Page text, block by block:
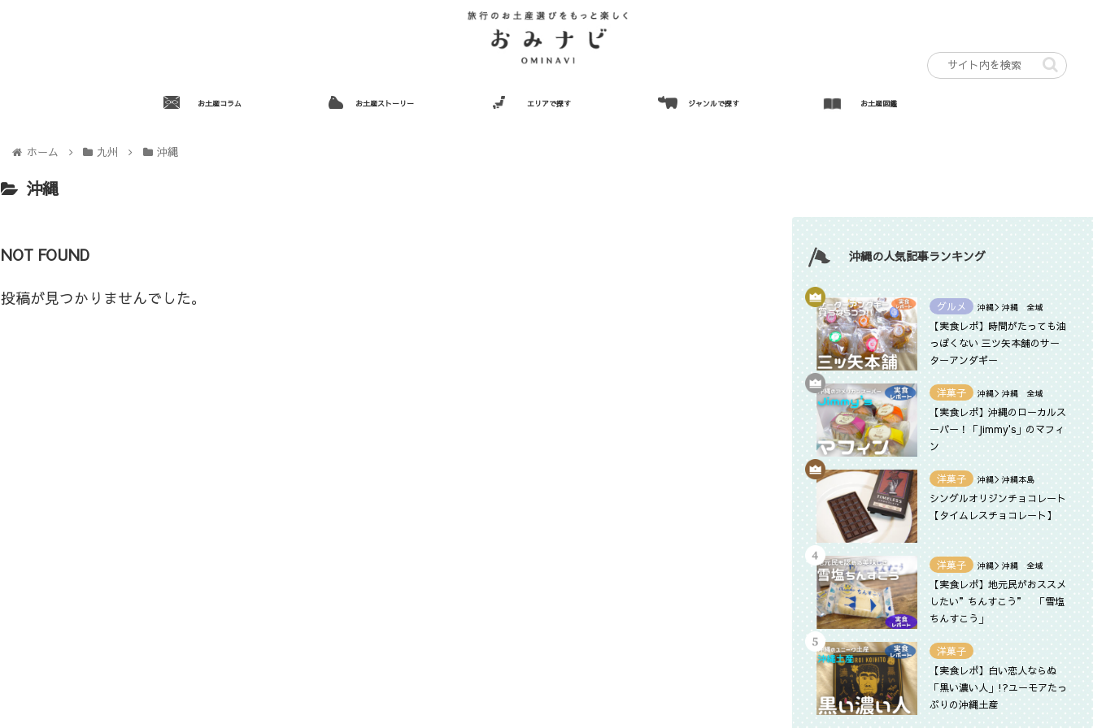
お土産コラム お土産ストーリー エリアで探す ジャンルで探す お土産図鑑
ホーム 九州 沖縄
沖縄
NOT FOUND
投稿が見つかりませんでした。
沖縄の人気記事ランキング
グルメ 沖縄＞沖縄 全域
【実食レポ】時間がたっても油
っぽくない 三ツ矢本舗のサー
ターアンダギー
洋菓子 沖縄＞沖縄 全域
【実食レポ】沖縄のローカルス
ーパー！「Jimmy's」のマフィ
ン
洋菓子 沖縄＞沖縄本島
シングルオリジンチョコレート
【タイムレスチョコレート】
洋菓子 沖縄＞沖縄 全域
【実食レポ】地元民がおススメ
したい”ちんすこう” 「雪塩
ちんすこう」
洋菓子
【実食レポ】白い恋人ならぬ
「黒い濃い人」!?ユーモアたっ
ぷりの沖縄土産